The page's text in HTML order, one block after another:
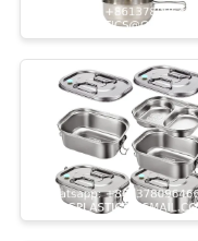
인
요
홍보용
공급
조